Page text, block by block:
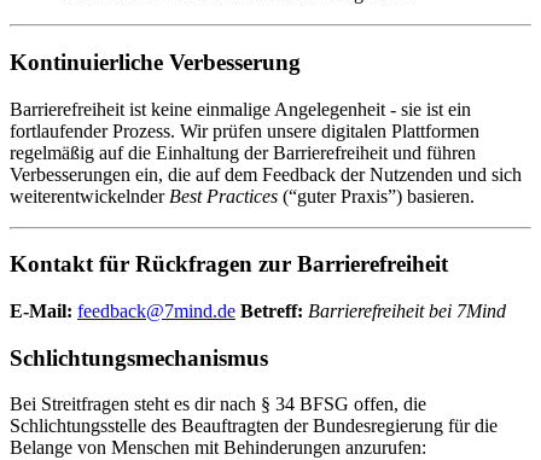
Kontinuierliche Verbesserung
Barrierefreiheit ist keine einmalige Angelegenheit - sie ist ein
fortlaufender Prozess. Wir prüfen unsere digitalen Plattformen
regelmäßig auf die Einhaltung der Barrierefreiheit und führen
Verbesserungen ein, die auf dem Feedback der Nutzenden und sich
weiterentwickelnder Best Practices (“guter Praxis”) basieren.
Kontakt für Rückfragen zur Barrierefreiheit
E-Mail: feedback@7mind.de Betreff: Barrierefreiheit bei 7Mind
Schlichtungsmechanismus
Bei Streitfragen steht es dir nach § 34 BFSG offen, die
Schlichtungsstelle des Beauftragten der Bundesregierung für die
Belange von Menschen mit Behinderungen anzurufen: